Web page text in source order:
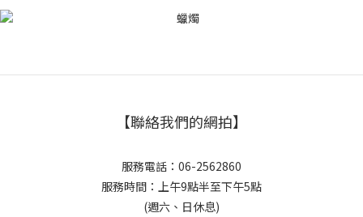
【聯絡我們的網拍】
服務電話：06-2562860
服務時間：上午9點半至下午5點
(週六、日休息)